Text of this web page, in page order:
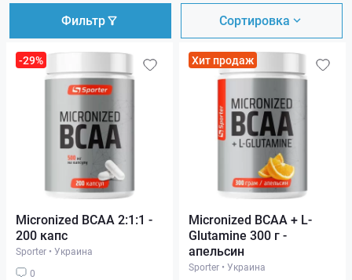
Фильтр Сортировка
-29%
Micronized BCAA 2:1:1 -
200 капс
Sporter • Украина
0
Хит продаж
Micronized BCAA + L-
Glutamine 300 г -
апельсин
Sporter • Украина